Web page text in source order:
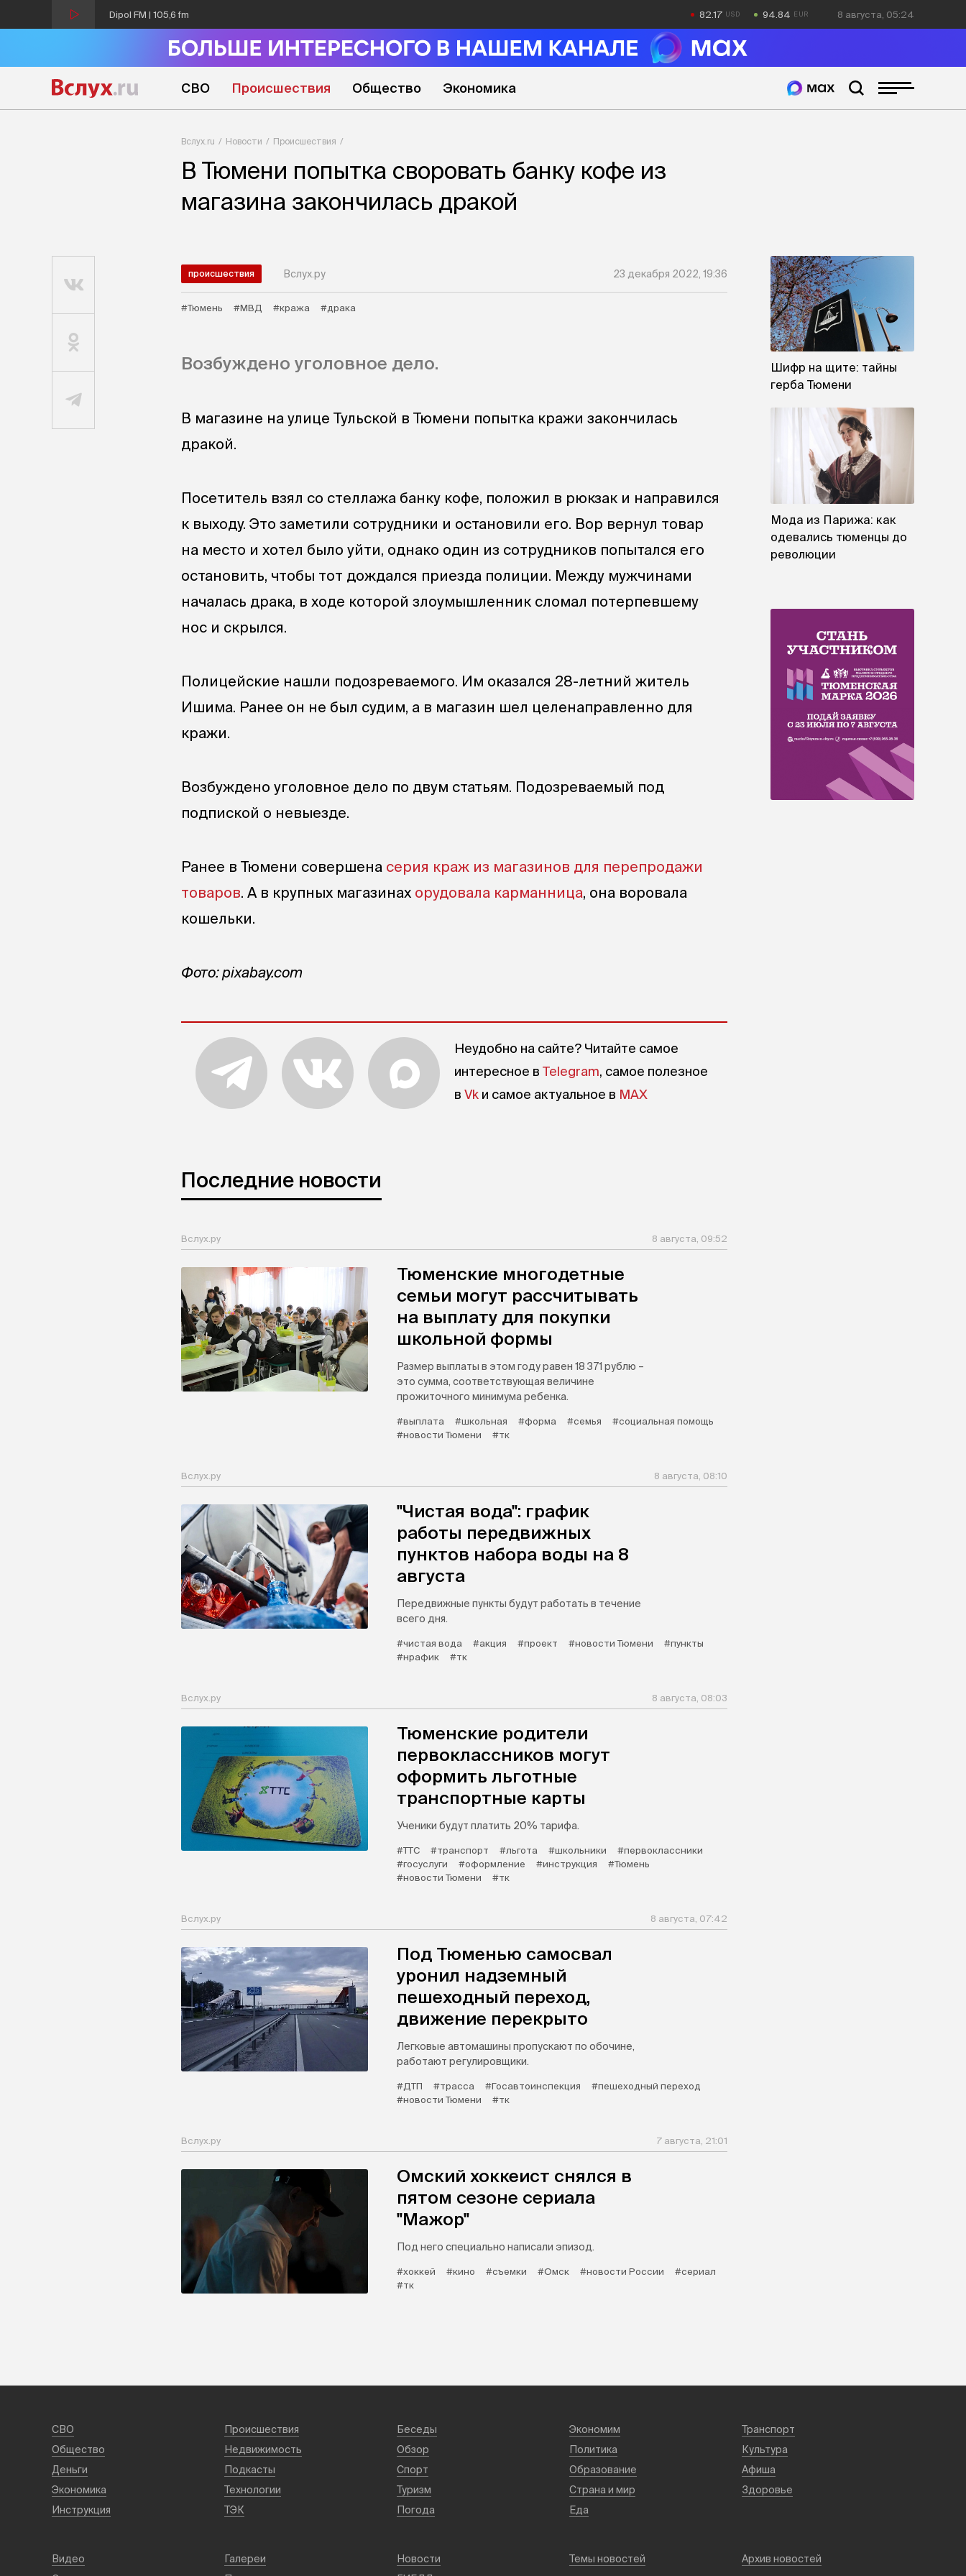
Dipol FM | 105,6 fm 82.17 94.84 8 августа, 05:24
СВО Происшествия Общество Экономика
Вслух.ru Новости Происшествия
В Тюмени попытка своровать банку кофе из
магазина закончилась дракой
происшествия Вслух.ру 23 декабря 2022, 19:36
#Тюмень #МВД #кража #драка
Возбуждено уголовное дело.
В магазине на улице Тульской в Тюмени попытка кражи закончилась
дракой.
Посетитель взял со стеллажа банку кофе, положил в рюкзак и направился
к выходу. Это заметили сотрудники и остановили его. Вор вернул товар
на место и хотел было уйти, однако один из сотрудников попытался его
остановить, чтобы тот дождался приезда полиции. Между мужчинами
началась драка, в ходе которой злоумышленник сломал потерпевшему
нос и скрылся.
Полицейские нашли подозреваемого. Им оказался 28-летний житель
Ишима. Ранее он не был судим, а в магазин шел целенаправленно для
кражи.
Возбуждено уголовное дело по двум статьям. Подозреваемый под
подпиской о невыезде.
Ранее в Тюмени совершена серия краж из магазинов для перепродажи
товаров. А в крупных магазинах орудовала карманница, она воровала
кошельки.
Фото: pixabay.com
Неудобно на сайте? Читайте самое
интересное в Telegram, самое полезное
в Vk и самое актуальное в MAX
Последние новости
Вслух.ру 8 августа, 09:52
Тюменские многодетные
семьи могут рассчитывать
на выплату для покупки
школьной формы
Размер выплаты в этом году равен 18 371 рублю –
это сумма, соответствующая величине
прожиточного минимума ребенка.
#выплата #школьная #форма #семья
#социальная помощь
#новости Тюмени
#тк
Вслух.ру 8 августа, 08:10
"Чистая вода": график
работы передвижных
пунктов набора воды на 8
августа
Передвижные пункты будут работать в течение
всего дня.
#чистая вода #акция #проект #новости Тюмени
#пункты
#нрафик
#тк
Вслух.ру 8 августа, 08:03
Тюменские родители
первоклассников могут
оформить льготные
транспортные карты
Ученики будут платить 20% тарифа.
#ТТС #транспорт #льгота #школьники
#первоклассники
#госуслуги
#оформление #инструкция
#Тюмень
#новости Тюмени
#тк
Вслух.ру 8 августа, 07:42
Под Тюменью самосвал
уронил надземный
пешеходный переход,
движение перекрыто
Легковые автомашины пропускают по обочине,
работают регулировщики.
#ДТП #трасса #Госавтоинспекция
#пешеходный переход
#новости Тюмени
#тк
Вслух.ру 7 августа, 21:01
Омский хоккеист снялся в
пятом сезоне сериала
"Мажор"
Под него специально написали эпизод.
#хоккей #кино #съемки #Омск #новости России
#сериал
#тк
Шифр на щите: тайны
герба Тюмени
Мода из Парижа: как
одевались тюменцы до
революции
СВО Происшествия Беседы Экономим
Транспорт
Общество
Недвижимость Обзор Политика
Культура
Деньги
Подкасты Спорт Образование
Афиша
Экономика
Технологии Туризм Страна и мир
Здоровье
Инструкция
ТЭК Погода Еда
Видео Галереи Новости Темы новостей
Архив новостей